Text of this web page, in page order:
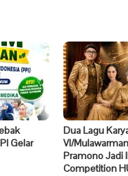
Gelar
Dua Lagu
VI/
Pramono Jadi
Competition